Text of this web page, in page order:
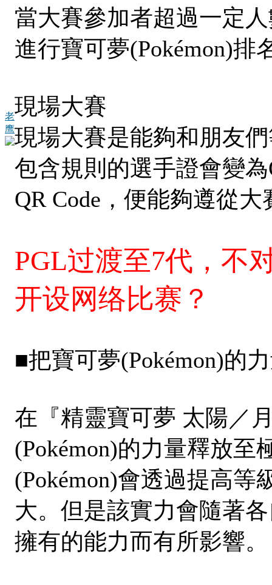
老
鹰
當大賽參加者超過一定
進行寶可夢(Pokémon)排
現場大賽
現場大賽是能夠和朋友
包含規則的選手證會變
QR Code，便能夠遵從
PGL过渡至7代，不
开设网络比赛？
■把寶可夢(Pokémon)的
在『精靈寶可夢 太陽／
(Pokémon)的力量釋放
(Pokémon)會透過提高
大。但是該實力會隨著
擁有的能力而有所影響。